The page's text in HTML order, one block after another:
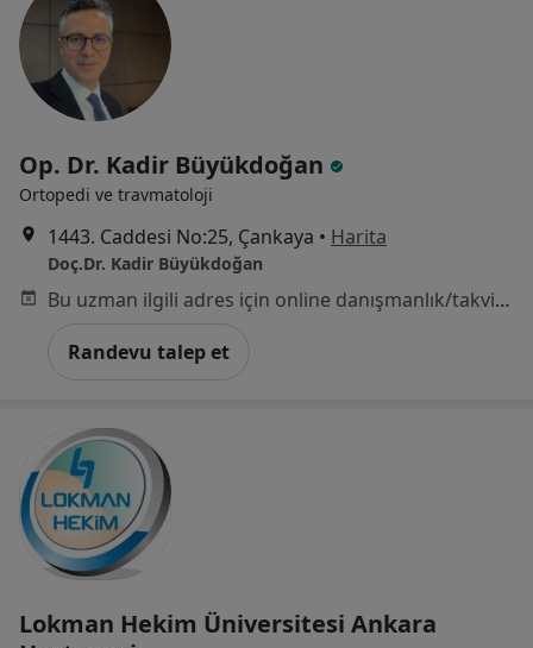
Op. Dr. Kadir Büyükdoğan
Ortopedi ve travmatoloji
1443. Caddesi No:25, Çankaya • Harita
Doç.Dr. Kadir Büyükdoğan
Bu uzman ilgili adres için online danışmanlık/takvim sunmuyor.
Randevu talep et
Lokman Hekim Üniversitesi Ankara